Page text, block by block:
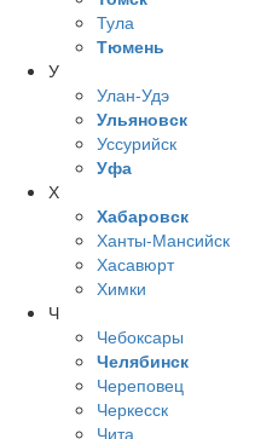
Тула
Тюмень
У
Улан-Удэ
Ульяновск
Уссурийск
Уфа
Х
Хабаровск
Ханты-Мансийск
Хасавюрт
Химки
Ч
Чебоксары
Челябинск
Череповец
Черкесск
Чита